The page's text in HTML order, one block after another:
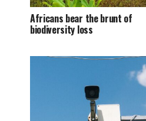
Africans bear the brunt of
biodiversity loss